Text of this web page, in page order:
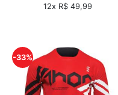
12x R$ 49,99
-33%